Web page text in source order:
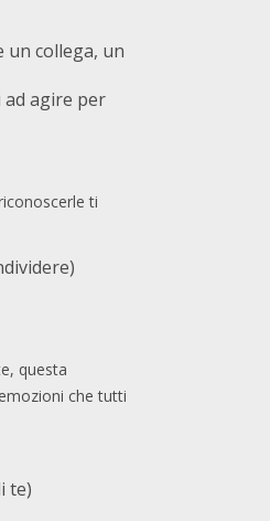
un collega, un
ad agire per
ti
questa
che tutti
te)